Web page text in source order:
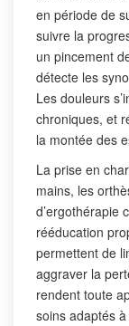
en période de
suivre la
un pincement
détecte les
Les douleurs
chroniques, et
la montée des
La prise en
mains, les
d’ergothérapie
rééducation
permettent de
aggraver la
rendent toute
soins adaptés